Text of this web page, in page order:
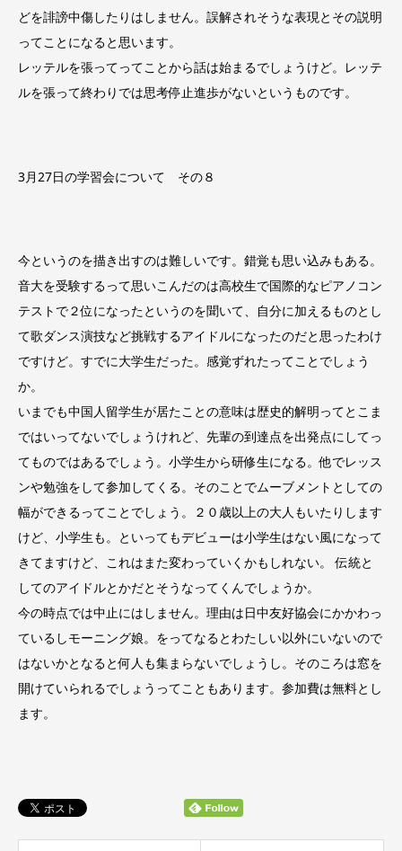
どを誹謗中傷したりはしません。誤解されそうな表現とその説明
ってことになると思います。
レッテルを張ってってことから話は始まるでしょうけど。レッテ
ルを張って終わりでは思考停止進歩がないというものです。
3月27日の学習会について その８
今というのを描き出すのは難しいです。錯覚も思い込みもある。
音大を受験するって思いこんだのは高校生で国際的なピアノコン
テストで２位になったというのを聞いて、自分に加えるものとし
て歌ダンス演技など挑戦するアイドルになったのだと思ったわけ
ですけど。すでに大学生だった。感覚ずれたってことでしょう
か。
いまでも中国人留学生が居たことの意味は歴史的解明ってとこま
ではいってないでしょうけれど、先輩の到達点を出発点にしてっ
てものではあるでしょう。小学生から研修生になる。他でレッス
ンや勉強をして参加してくる。そのことでムーブメントとしての
幅ができるってことでしょう。２０歳以上の大人もいたりします
けど、小学生も。といってもデビューは小学生はない風になって
きてますけど、これはまた変わっていくかもしれない。 伝統と
してのアイドルとかだとそうなってくんでしょうか。
今の時点では中止にはしません。理由は日中友好協会にかかわっ
ているしモーニング娘。をってなるとわたしい以外にいないので
はないかとなると何人も集まらないでしょうし。そのころは窓を
開けていられるでしょうってこともあります。参加費は無料とし
ます。